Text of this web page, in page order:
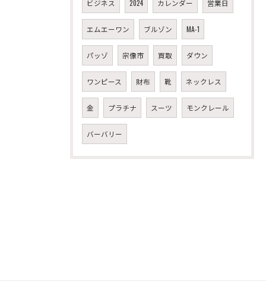
ビジネス 2024 カレンダー 営業日
エムエーワン ブルゾン MA-1
パッゾ 宗像市 買取 ダウン
ワンピース 財布 靴 ネックレス
金 プラチナ スーツ モンクレール
バーバリー